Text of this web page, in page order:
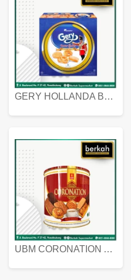
GERY HOLLANDA BUTTER COOKIES 450 GRAM
UBM CORONATION ASSORTED BISKUIT KALENG 450 GRAM